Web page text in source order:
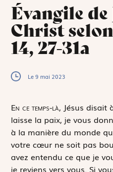
Évangile de
Christ
14, 27-31a
Le 9 mai 2023
En ce temps-là, Jésus disait
laisse la paix, je vous
à la manière du monde
votre cœur ne soit pas
avez entendu ce que je
je reviens vers vous. Si